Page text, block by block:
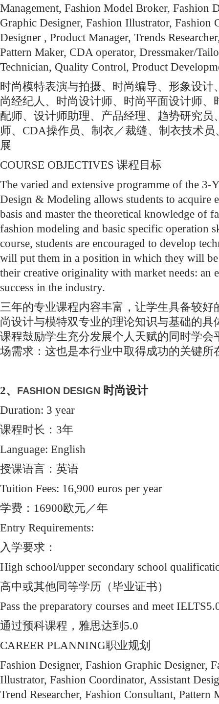
Management, Fashion Model Broker, Fashion
Graphic Designer, Fashion Illustrator, Fashion
Designer , Product Manager, Trends
Pattern Maker, CDA operator, Dressmaker/
Technician, Quality Control, Product
时尚模特表演与拍摄、时尚编导、形象设计
尚经纪人、时尚设计师、时尚平面设计师、
配师、设计师助理、产品经理、趋势研究员
师、CDA操作员、制衣／裁缝、制衣技术
展
COURSE OBJECTIVES 课程目标
The varied and extensive programme of the 3-
Design & Modeling allows students to acquire
basis and master the theoretical knowledge of
fashion modeling and basic specific operation
course, students are encouraged to develop
will put them in a position in which they will be
their creative originality with market needs: an
success in the industry.
三年的专业课程内容丰富，让学生具备较好
尚设计与模特双专业的理论知识与基础的具
课程鼓励学生充分发展个人天赋的同时学会
场需求：这也是本行业中取得成功的关键所
2、 FASHION DESIGN 时尚设计
Duration: 3 year
课程时长：3年
Language: English
授课语言：英语
Tuition Fees: 16,900 euros per year
学费：16900欧元／年
Entry Requirements:
入学要求：
High school/upper secondary school
高中或其他同等学历（毕业证书）
Pass the preparatory courses and meet
通过预科课程，雅思达到5.0
CAREER PLANNING职业规划
Fashion Designer, Fashion Graphic Designer,
Illustrator, Fashion Coordinator, Assistant
Trend Researcher, Fashion Consultant, Pattern